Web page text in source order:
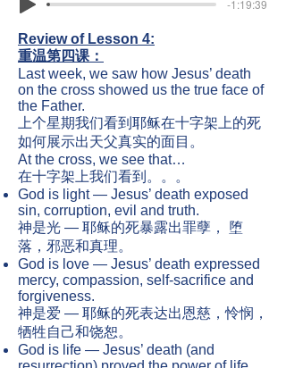
-1:19:39
Review of Lesson 4:
重温第四课：
Last week, we saw how Jesus’ death
on the cross showed us the true face of
the Father.
上个星期我们看到耶稣在十字架上的死
如何展示出天父真实的面目。
At the cross, we see that…
在十字架上我们看到。。。
God is light — Jesus’ death exposed
sin, corruption, evil and truth.
神是光​ — 耶稣的死暴露出罪孽， 堕
落，邪恶和真理。
God is love — Jesus’ death expressed
mercy, compassion, self-sacrifice and
forgiveness.
神是爱 — 耶稣的死表达出恩慈，怜悯，
牺牲自己和饶恕。
God is life — Jesus’ death (and